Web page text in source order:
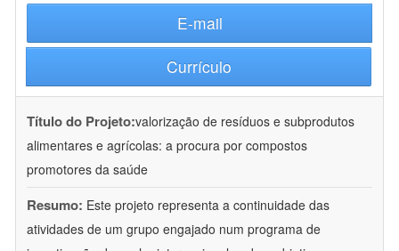
E-mail
Currículo
Título do Projeto:valorização de resíduos e subprodutos
alimentares e agrícolas: a procura por compostos
promotores da saúde
Resumo: Este projeto representa a continuidade das
atividades de um grupo engajado num programa de